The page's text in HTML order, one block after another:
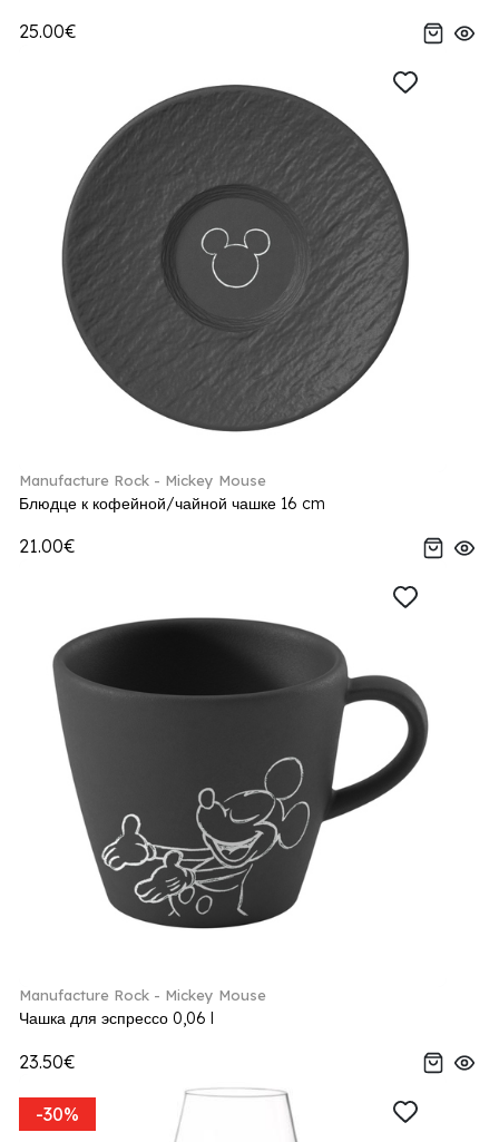
25.00€
Manufacture Rock - Mickey Mouse
Блюдце к кофейной/чайной чашке 16 cm
21.00€
Manufacture Rock - Mickey Mouse
Чашка для эспрессо 0,06 l
23.50€
-30%